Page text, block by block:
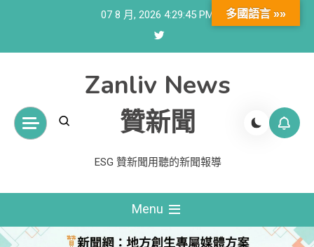
07 8 月, 2026 4:29:46 PM
Zanliv News
贊新聞
ESG 贊新聞用聽的新聞報導
Menu
多國語言 »»